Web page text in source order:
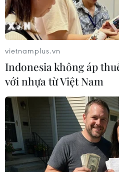
Ngân sách EU năm
việc làm và người di cư
02/12/2016 03:34
Nghị viện châu Âu (EP) ngày
hoạch ngân sách năm 2017
với tổng trị giá lên tới 157,86
vietnamplus.vn
Indonesia không áp
với nhựa từ Việt Nam